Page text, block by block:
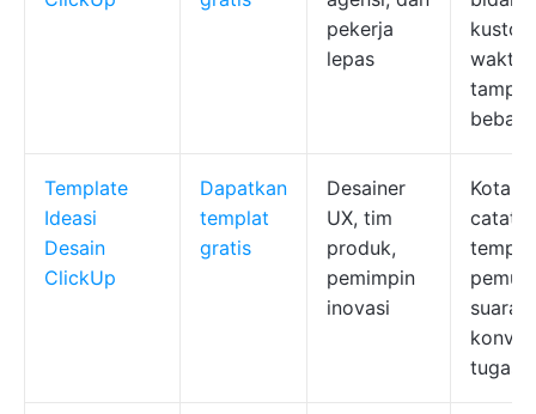
pekerja
lepas
waktu,
beban
Template
Ideasi
Desain
ClickUp
Dapatkan
templat
gratis
Desainer
UX, tim
produk,
pemimpin
inovasi
Kotak
tempel,
suara,
tugas